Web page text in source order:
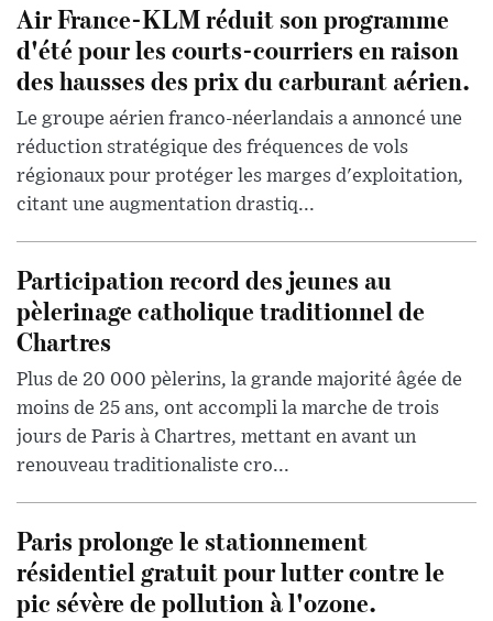
Air France-KLM réduit son programme
d'été pour les courts-courriers en raison
des hausses des prix du carburant aérien.
Le groupe aérien franco-néerlandais a annoncé une
réduction stratégique des fréquences de vols
régionaux pour protéger les marges d'exploitation,
citant une augmentation drastiq...
Participation record des jeunes au
pèlerinage catholique traditionnel de
Chartres
Plus de 20 000 pèlerins, la grande majorité âgée de
moins de 25 ans, ont accompli la marche de trois
jours de Paris à Chartres, mettant en avant un
renouveau traditionaliste cro...
Paris prolonge le stationnement
résidentiel gratuit pour lutter contre le
pic sévère de pollution à l'ozone.